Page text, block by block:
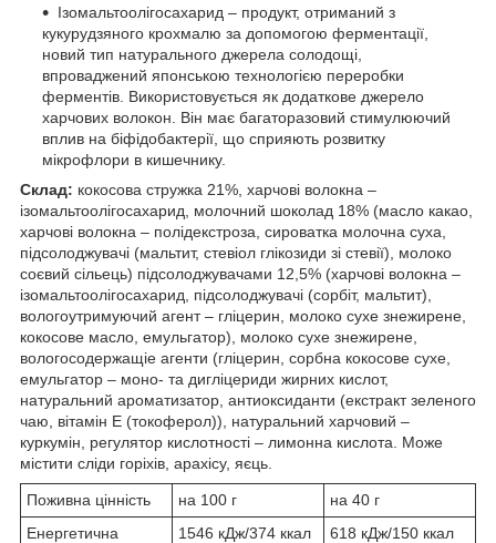
Ізомальтоолігосахарид – продукт, отриманий з
кукурудзяного крохмалю за допомогою ферментації,
новий тип натурального джерела солодощі,
впроваджений японською технологією переробки
ферментів. Використовується як додаткове джерело
харчових волокон. Він має багаторазовий стимулюючий
вплив на біфідобактерії, що сприяють розвитку
мікрофлори в кишечнику.
Склад: кокосова стружка 21%, харчові волокна –
ізомальтоолігосахарид, молочний шоколад 18% (масло какао,
харчові волокна – полідекстроза, сироватка молочна суха,
підсолоджувачі (мальтит, стевіол глікозиди зі стевії), молоко
соєвий сільець) підсолоджувачами 12,5% (харчові волокна –
ізомальтоолігосахарид, підсолоджувачі (сорбіт, мальтит),
вологоутримуючий агент – гліцерин, молоко сухе знежирене,
кокосове масло, емульгатор), молоко сухе знежирене,
вологосодержащіе агенти (гліцерин, сорбна кокосове сухе,
емульгатор – моно- та дигліцериди жирних кислот,
натуральний ароматизатор, антиоксиданти (екстракт зеленого
чаю, вітамін E (токоферол)), натуральний харчовий –
куркумін, регулятор кислотності – лимонна кислота. Може
містити сліди горіхів, арахісу, яєць.
Поживна цінність на 100 г
на 40 г
Енергетична
1546 кДж/374 ккал 618 кДж/150 ккал